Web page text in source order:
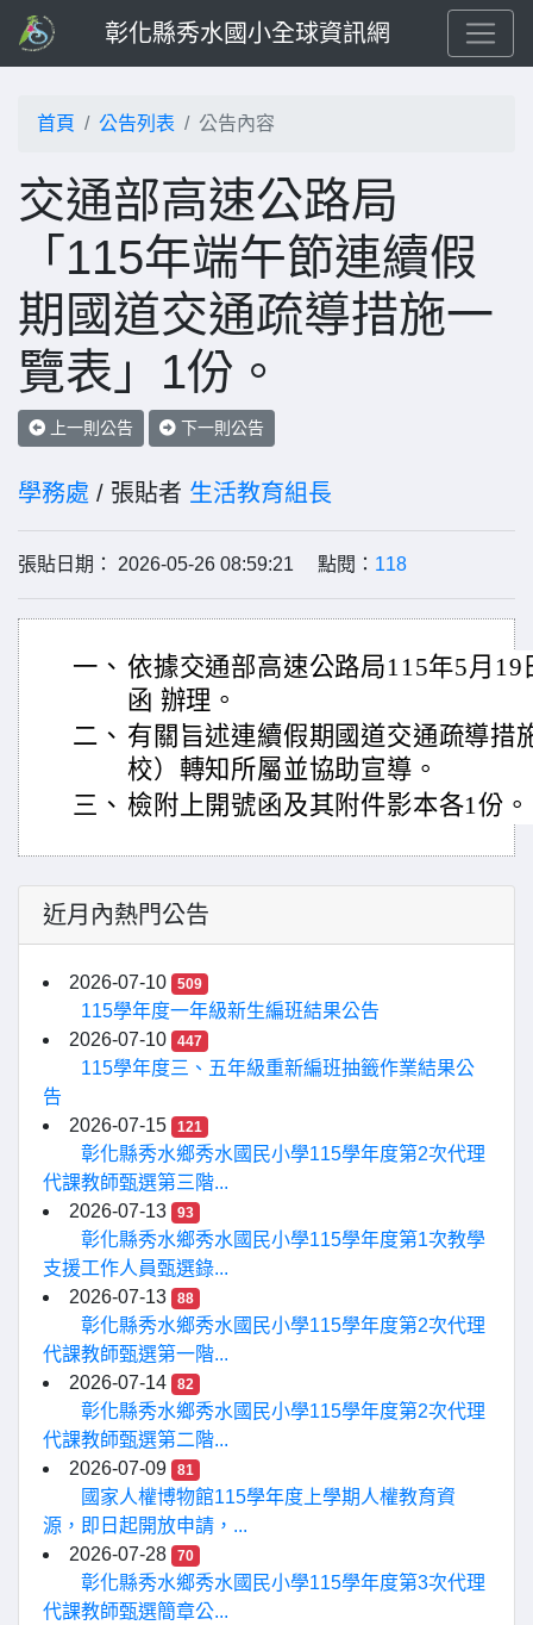
彰化縣秀水國小全球資訊網
首頁 公告列表 公告內容
交通部高速公路局
「115年端午節連續假
期國道交通疏導措施一
覽表」1份。
上一則公告 下一則公告
學務處 / 張貼者 生活教育組長
張貼日期： 2026-05-26 08:59:21 點閱： 118
一、 依據交通部高速公路局115年5月19
函 辦理。
二、 有關旨述連續假期國道交通疏導措
校）轉知所屬並協助宣導。
三、 檢附上開號函及其附件影本各1份。
近月內熱門公告
2026-07-10 509
115學年度一年級新生編班結果公告
2026-07-10
447
115學年度三、五年級重新編班抽籤作業結果公
告
2026-07-15
121
彰化縣秀水鄉秀水國民小學115學年度第2次代理
代課教師甄選第三階...
2026-07-13
93
彰化縣秀水鄉秀水國民小學115學年度第1次教學
支援工作人員甄選錄...
2026-07-13
88
彰化縣秀水鄉秀水國民小學115學年度第2次代理
代課教師甄選第一階...
2026-07-14
82
彰化縣秀水鄉秀水國民小學115學年度第2次代理
代課教師甄選第二階...
2026-07-09
81
國家人權博物館115學年度上學期人權教育資
源，即日起開放申請，...
2026-07-28
70
彰化縣秀水鄉秀水國民小學115學年度第3次代理
代課教師甄選簡章公...